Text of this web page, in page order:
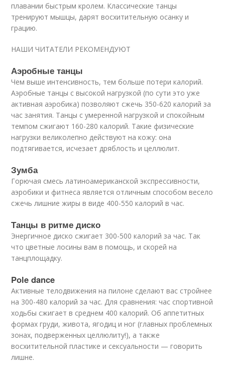
плавании быстрым кролем. Классические танцы
тренируют мышцы, дарят восхитительную осанку и
грацию.
НАШИ ЧИТАТЕЛИ РЕКОМЕНДУЮТ
Аэробные танцы
Чем выше интенсивность, тем больше потери калорий.
Аэробные танцы с высокой нагрузкой (по сути это уже
активная аэробика) позволяют сжечь 350-620 калорий за
час занятия. Танцы с умеренной нагрузкой и спокойным
темпом сжигают 160-280 калорий. Такие физические
нагрузки великолепно действуют на кожу: она
подтягивается, исчезает дряблость и целлюлит.
Зумба
Горючая смесь латиноамериканской экспрессивности,
аэробики и фитнеса является отличным способом весело
сжечь лишние жиры в виде 400-550 калорий в час.
Танцы в ритме диско
Энергичное диско сжигает 300-500 калорий за час. Так
что цветные лосины вам в помощь, и скорей на
танцплощадку.
Pole dance
Активные телодвижения на пилоне сделают вас стройнее
на 300-480 калорий за час. Для сравнения: час спортивной
ходьбы сжигает в среднем 400 калорий. Об аппетитных
формах груди, живота, ягодиц и ног (главных проблемных
зонах, подверженных целлюлиту!), а также
восхитительной пластике и сексуальности — говорить
лишне.